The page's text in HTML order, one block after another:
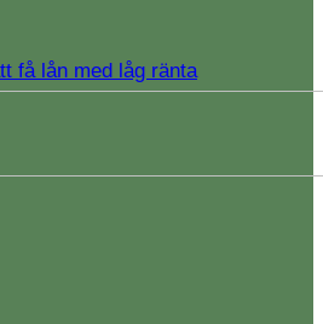
få lån med låg ränta